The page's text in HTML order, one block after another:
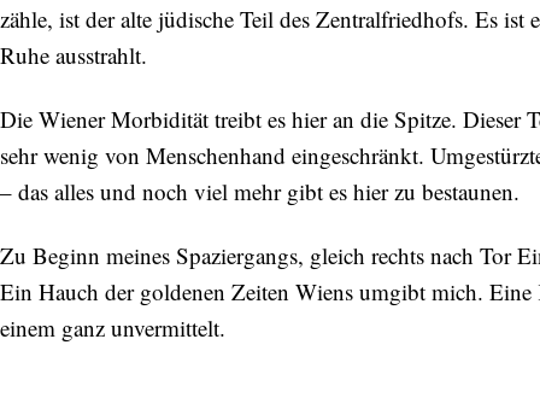
zähle, ist der alte jüdische Teil des Zentralfriedhofs. Es ist
Ruhe ausstrahlt.
Die Wiener Morbidität treibt es hier an die Spitze.
sehr wenig von Menschenhand eingeschränkt.
– das alles und noch viel mehr gibt es hier zu bestaunen.
Zu Beginn meines Spaziergangs, gleich rechts nach Tor
Ein Hauch der goldenen Zeiten Wiens umgibt mich.
einem ganz unvermittelt.